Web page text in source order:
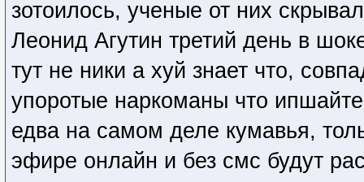
зотоилось, ученые от них
Леонид Агутин третий день в
тут не ники а хуй знает что,
упоротые наркоманы что
едва на самом деле кумавья,
эфире онлайн и без смс будут